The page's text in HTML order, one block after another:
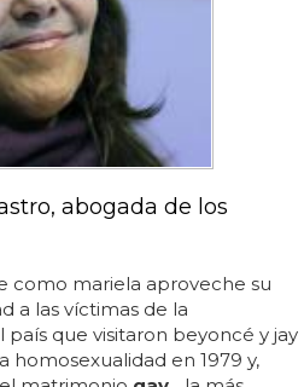
abogada de los
como mariela aproveche su
a las víctimas de la
país que visitaron beyoncé y jay
homosexualidad en 1979 y,